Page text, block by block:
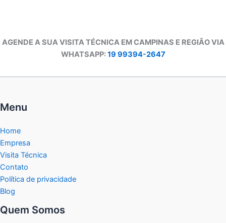
AGENDE A SUA VISITA TÉCNICA EM CAMPINAS E REGIÃO VIA
WHATSAPP:19 99394-2647
Menu
Home
Empresa
Visita Técnica
Contato
Política de privacidade
Blog
Quem Somos